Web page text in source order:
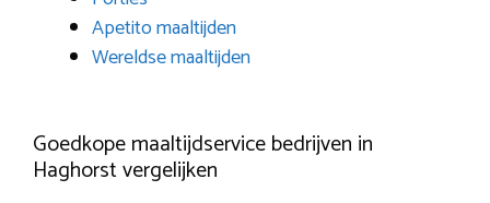
Apetito maaltijden
Wereldse maaltijden
Goedkope maaltijdservice bedrijven in
Haghorst vergelijken